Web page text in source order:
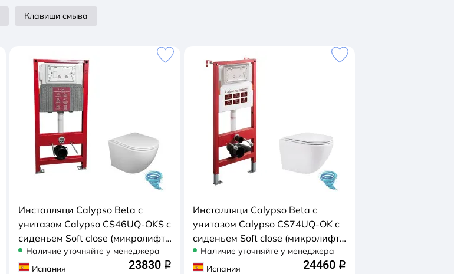
Клавиши смыва
Инсталляци Calypso Beta с
унитазом Calypso CS46UQ-OKS c
сиденьем Soft close (микролифт)
B46UQ-OKS-SET
Наличие уточняйте у менеджера
Испания
23830 q
Инсталляци Calypso Beta с
унитазом Calypso CS74UQ-OK c
сиденьем Soft close (микролифт)
B74UQ-OK-SET
Наличие уточняйте у менеджера
Испания
24460 q